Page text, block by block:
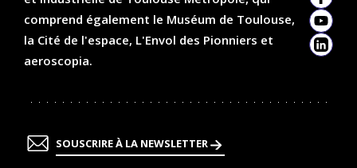
comprend également le Muséum de Toulouse,
la Cité de l'espace, L'Envol des Pionniers et
aeroscopia.
SOUSCRIRE À LA NEWSLETTER